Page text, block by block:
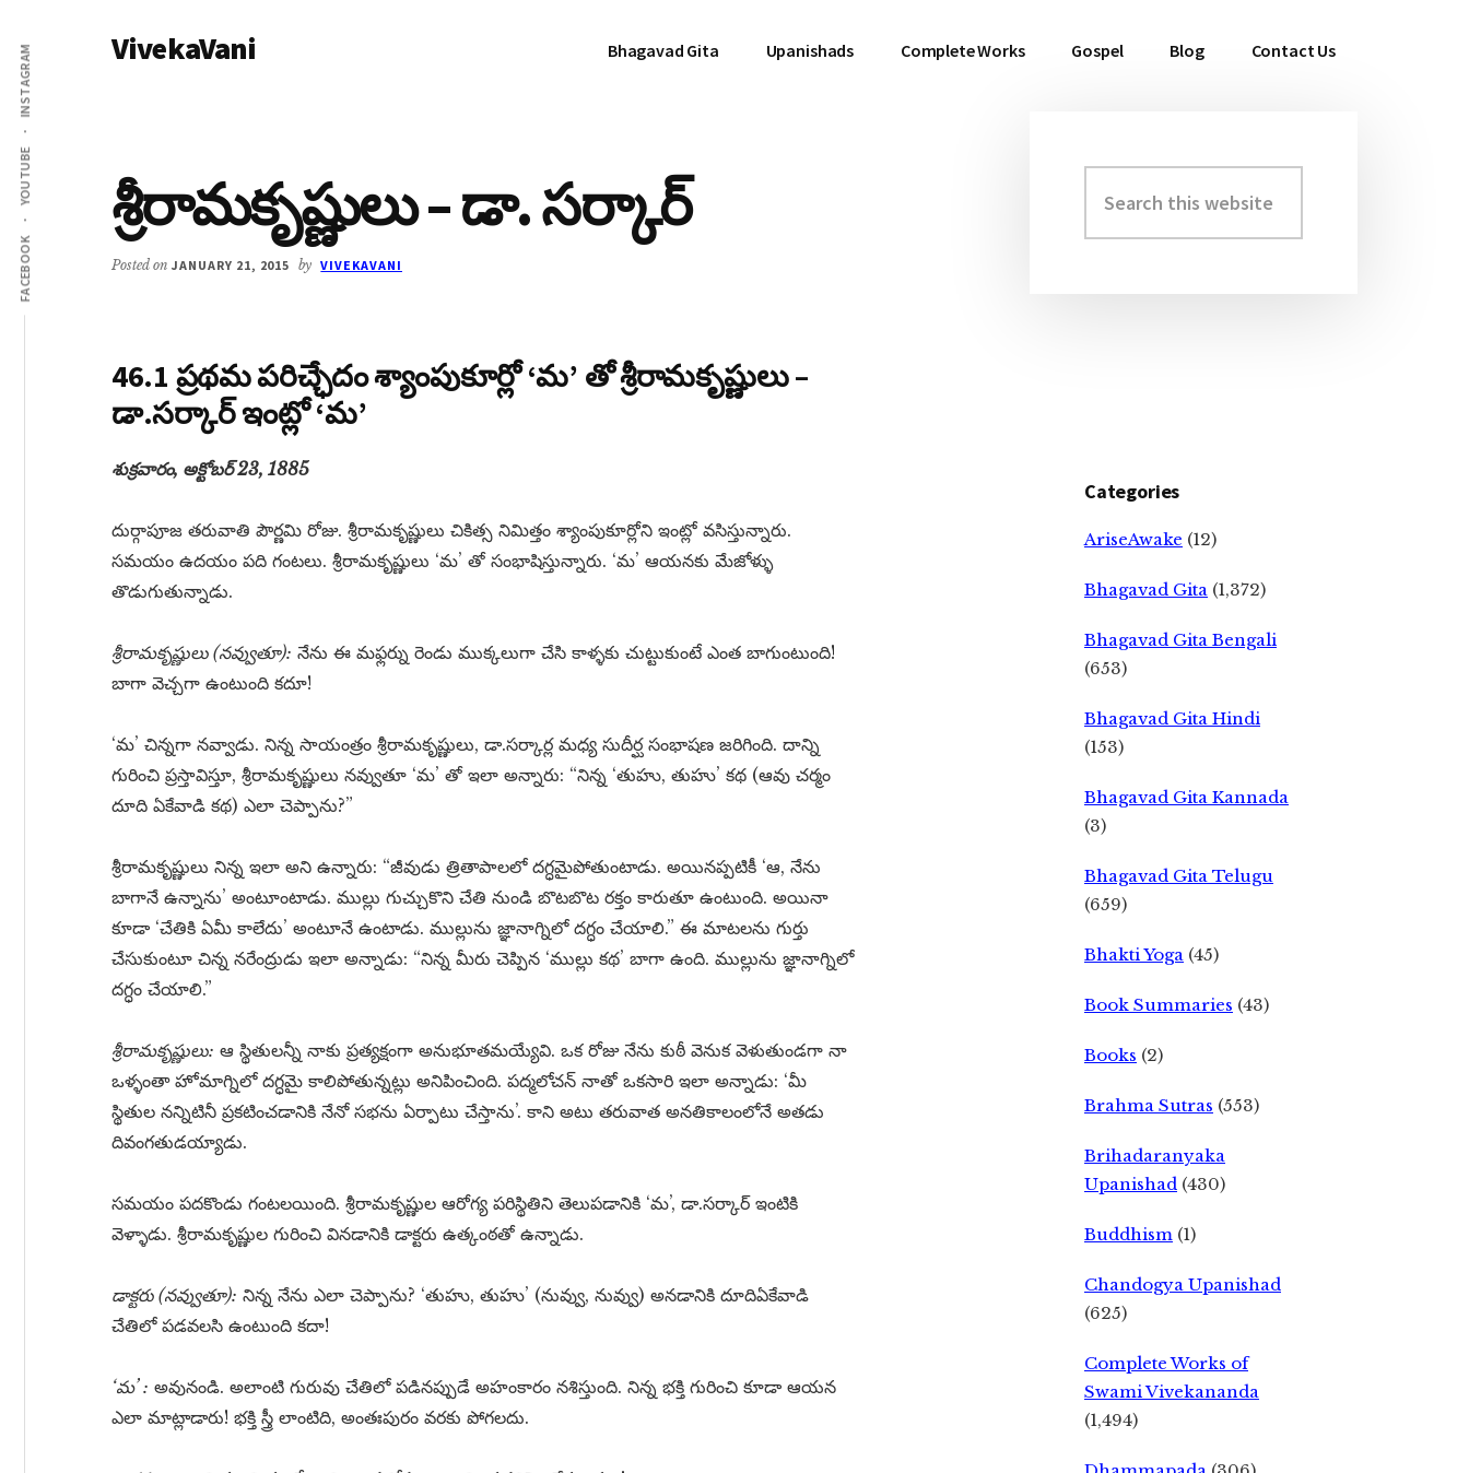
main
content
primary
sidebar
Additional
menu
FACEBOOK
YOUTUBE
INSTAGRAM VivekaVani Bhagavad Gita Upanishads Complete Works Gospel Blog Contact Us
శ్రీరామకృష్ణులు – డా. సర్కార్
Posted on JANUARY 21, 2015 by VIVEKAVANI
46.1 ప్రథమ పరిచ్ఛేదం శ్యాంపుకూర్లో ‘మ’ తో శ్రీరామకృష్ణులు –
డా.సర్కార్ ఇంట్లో ‘మ’
శుక్రవారం, అక్టోబర్ 23, 1885
దుర్గాపూజ తరువాతి పౌర్ణమి రోజు. శ్రీరామకృష్ణులు చికిత్స నిమిత్తం శ్యాంపుకూర్లోని ఇంట్లో వసిస్తున్నారు.
సమయం ఉదయం పది గంటలు. శ్రీరామకృష్ణులు ‘మ’ తో సంభాషిస్తున్నారు. ‘మ’ ఆయనకు మేజోళ్ళు
తొడుగుతున్నాడు.
శ్రీరామకృష్ణులు (నవ్వుతూ): నేను ఈ మఫ్లర్ను రెండు ముక్కలుగా చేసి కాళ్ళకు చుట్టుకుంటే ఎంత బాగుంటుంది!
బాగా వెచ్చగా ఉంటుంది కదూ!
‘మ’ చిన్నగా నవ్వాడు. నిన్న సాయంత్రం శ్రీరామకృష్ణులు, డా.సర్కార్ల మధ్య సుదీర్ఘ సంభాషణ జరిగింది. దాన్ని
గురించి ప్రస్తావిస్తూ, శ్రీరామకృష్ణులు నవ్వుతూ ‘మ’ తో ఇలా అన్నారు: “నిన్న ‘తుహు, తుహు’ కథ (ఆవు చర్మం
దూది ఏకేవాడి కథ) ఎలా చెప్పాను?”
శ్రీరామకృష్ణులు నిన్న ఇలా అని ఉన్నారు: “జీవుడు త్రితాపాలలో దగ్ధమైపోతుంటాడు. అయినప్పటికీ ‘ఆ, నేను
బాగానే ఉన్నాను’ అంటూంటాడు. ముల్లు గుచ్చుకొని చేతి నుండి బొటబొట రక్తం కారుతూ ఉంటుంది. అయినా
కూడా ‘చేతికి ఏమీ కాలేదు’ అంటూనే ఉంటాడు. ముల్లును జ్ఞానాగ్నిలో దగ్ధం చేయాలి.” ఈ మాటలను గుర్తు
చేసుకుంటూ చిన్న నరేంద్రుడు ఇలా అన్నాడు: “నిన్న మీరు చెప్పిన ‘ముల్లు కథ’ బాగా ఉంది. ముల్లును జ్ఞానాగ్నిలో
దగ్ధం చేయాలి.”
శ్రీరామకృష్ణులు: ఆ స్థితులన్నీ నాకు ప్రత్యక్షంగా అనుభూతమయ్యేవి. ఒక రోజు నేను కుఠీ వెనుక వెళుతుండగా నా
ఒళ్ళంతా హోమాగ్నిలో దగ్ధమై కాలిపోతున్నట్లు అనిపించింది. పద్మలోచన్ నాతో ఒకసారి ఇలా అన్నాడు: ‘మీ
స్థితుల నన్నిటినీ ప్రకటించడానికి నేనో సభను ఏర్పాటు చేస్తాను’. కాని అటు తరువాత అనతికాలంలోనే అతడు
దివంగతుడయ్యాడు.
సమయం పదకొండు గంటలయింది. శ్రీరామకృష్ణుల ఆరోగ్య పరిస్థితిని తెలుపడానికి ‘మ’, డా.సర్కార్ ఇంటికి
వెళ్ళాడు. శ్రీరామకృష్ణుల గురించి వినడానికి డాక్టరు ఉత్కంఠతో ఉన్నాడు.
డాక్టరు (నవ్వుతూ): నిన్న నేను ఎలా చెప్పాను? ‘తుహు, తుహు’ (నువ్వు, నువ్వు) అనడానికి దూదిఏకేవాడి
చేతిలో పడవలసి ఉంటుంది కదా!
‘మ’ : అవునండి. అలాంటి గురువు చేతిలో పడినప్పుడే అహంకారం నశిస్తుంది. నిన్న భక్తి గురించి కూడా ఆయన
ఎలా మాట్లాడారు! భక్తి స్త్రీ లాంటిది, అంతఃపురం వరకు పోగలదు.
Primary
Sidebar
this
website
Categories
AriseAwake (12)
Bhagavad Gita (1,372)
Bhagavad Gita Bengali
(653)
Bhagavad Gita Hindi
(153)
Bhagavad Gita Kannada
(3)
Bhagavad Gita Telugu
(659)
Bhakti Yoga (45)
Book Summaries (43)
Books (2)
Brahma Sutras (553)
Brihadaranyaka
Upanishad (430)
Buddhism (1)
Chandogya Upanishad
(625)
Complete Works of
Swami Vivekananda
(1,494)